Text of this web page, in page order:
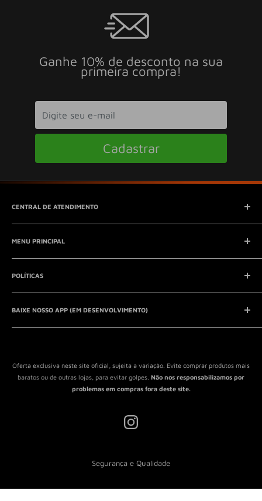
Ganhe 10% de desconto na sua
primeira compra!
Cadastrar
CENTRAL DE ATENDIMENTO
E-mail:
Telefone:41 8761-7286
MENU PRINCIPAL
Início
Catálogo
Entrar em contato
QUEM SOMOS?
POLÍTICAS
Aviso Legal
Política de Privacidade
Política de Reembolso
Termos de Serviço
BAIXE NOSSO APP (EM DESENVOLVIMENTO)
Oferta exclusiva neste site oficial, sujeita a variação. Evite comprar produtos mais
baratos ou de outras lojas, para evitar golpes. Não nos responsabilizamos por
problemas em compras fora deste site.
Segurança e Qualidade